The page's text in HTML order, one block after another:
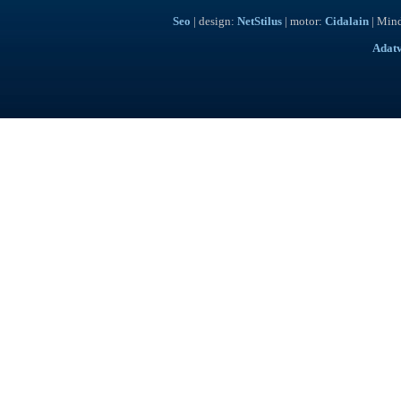
Seo | design: NetStilus | motor: Cidalain |